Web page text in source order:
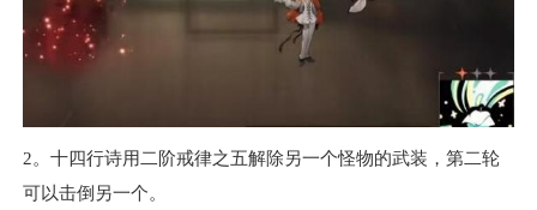
2。十四行诗用二阶戒律之五解除另一个怪物的武装，第二轮
可以击倒另一个。